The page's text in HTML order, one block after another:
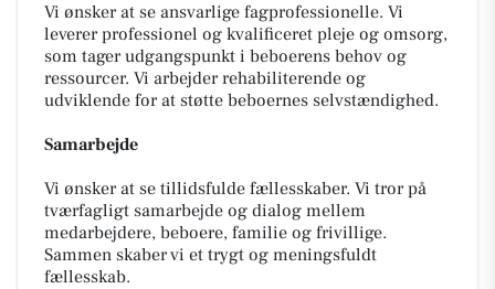
Vi ønsker at se ansvarlige fagprofessionelle. Vi
leverer professionel og kvalificeret pleje og omsorg,
som tager udgangspunkt i beboerens behov og
ressourcer. Vi arbejder rehabiliterende og
udviklende for at støtte beboernes selvstændighed.
Samarbejde
Vi ønsker at se tillidsfulde fællesskaber. Vi tror på
tværfagligt samarbejde og dialog mellem
medarbejdere, beboere, familie og frivillige.
Sammen skaber vi et trygt og meningsfuldt
fællesskab.